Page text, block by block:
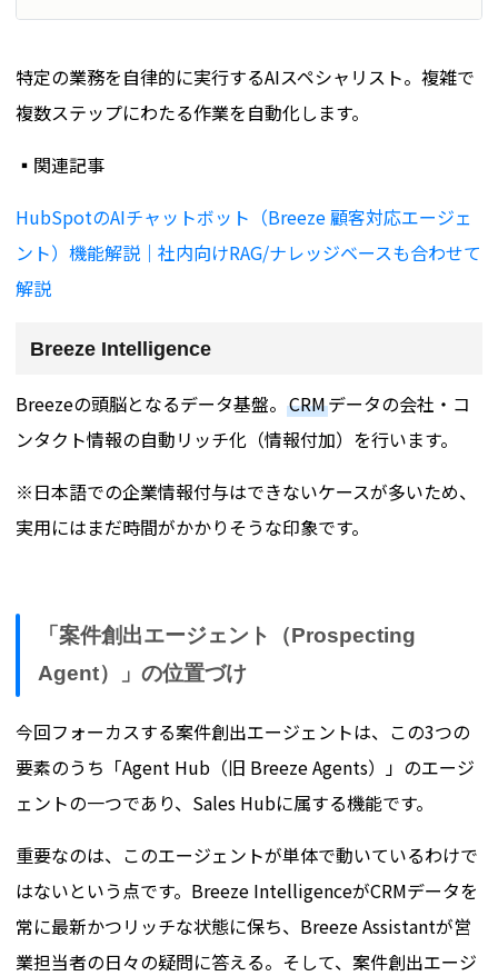
特定の業務を自律的に実行するAIスペシャリスト。複雑で
複数ステップにわたる作業を自動化します。
▪️関連記事
HubSpotのAIチャットボット（Breeze 顧客対応エージェ
ント）機能解説｜社内向けRAG/ナレッジベースも合わせて
解説
Breeze Intelligence
Breezeの頭脳となるデータ基盤。CRMデータの会社・コ
ンタクト情報の自動リッチ化（情報付加）を行います。
※日本語での企業情報付与はできないケースが多いため、
実用にはまだ時間がかかりそうな印象です。
「案件創出エージェント（Prospecting
Agent）」の位置づけ
今回フォーカスする案件創出エージェントは、この3つの
要素のうち「Agent Hub（旧 Breeze Agents）」のエージ
ェントの一つであり、Sales Hubに属する機能です。
重要なのは、このエージェントが単体で動いているわけで
はないという点です。Breeze IntelligenceがCRMデータを
常に最新かつリッチな状態に保ち、Breeze Assistantが営
業担当者の日々の疑問に答える。そして、案件創出エージ